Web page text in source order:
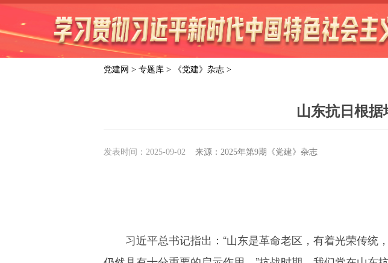
学习语 党建网微平台 学习园地 理
机关党建
校园党建 企业党建 先锋模范 学史
党建网 > 专题库 > 《党建》杂志 >
山东抗日根
发表时间：2025-09-02 来源：2025年第9期《党建》杂志
习近平总书记指出：“山东是革命老区，有着光荣传